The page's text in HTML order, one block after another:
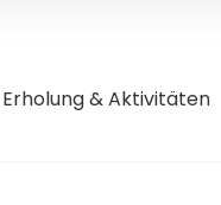
Erholung & Aktivitäten